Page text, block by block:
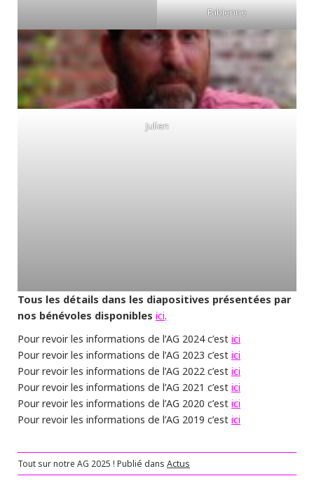
Fabienne
Julien
Tous les détails dans les diapositives présentées par
nos bénévoles disponibles ici.
Pour revoir les informations de l’AG 2024 c’est ici
Pour revoir les informations de l’AG 2023 c’est ici
Pour revoir les informations de l’AG 2022 c’est ici
Pour revoir les informations de l’AG 2021 c’est ici
Pour revoir les informations de l’AG 2020 c’est ici
Pour revoir les informations de l’AG 2019 c’est ici
Tout sur notre AG 2025 ! Publié dans Actus